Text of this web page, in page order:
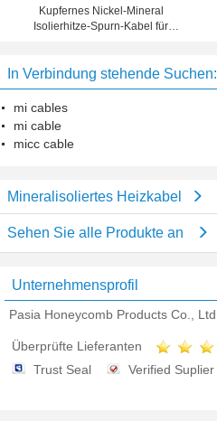
Kupfernes Nickel-Mineral
Isolierhitze-Spurn-Kabel für
In Verbindung stehende Suchen:
mi cables
mi cable
micc cable
Mineralisoliertes Heizkabel
Sehen Sie alle Produkte an
Unternehmensprofil
Pasia Honeycomb Products Co., Ltd
Überprüfte Lieferanten
Trust Seal
Verified Suplier